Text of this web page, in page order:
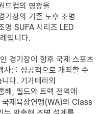
드컵의 영광을
기장의 기존 노후 조명
명 SUFA 시리즈 LED
입니다.
경기장이 향후 국제 스포츠
사를 성공적으로 개최할 수
다. 기가테라의
해, 필드와 트랙 전역에
국제육상연맹(WA)의 Class